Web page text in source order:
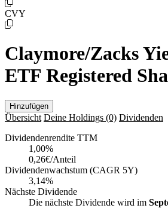
CVY
Claymore/Zacks
ETF Registered
Hinzufügen
Übersicht Deine Holdings (0) Dividenden
Dividendenrendite TTM
1,00%
0,26€/Anteil
Dividendenwachstum (CAGR 5Y)
3,14%
Nächste Dividende
Die nächste Dividende wird im